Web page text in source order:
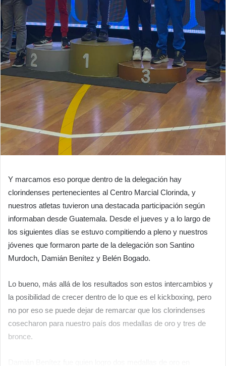
Y marcamos eso porque dentro de la delegación hay
clorindenses pertenecientes al Centro Marcial Clorinda, y
nuestros atletas tuvieron una destacada participación según
informaban desde Guatemala. Desde el jueves y a lo largo de
los siguientes días se estuvo compitiendo a pleno y nuestros
jóvenes que formaron parte de la delegación son Santino
Murdoch, Damián Benítez y Belén Bogado.
Lo bueno, más allá de los resultados son estos intercambios y
la posibilidad de crecer dentro de lo que es el kickboxing, pero
no por eso se puede dejar de remarcar que los clorindenses
cosecharon para nuestro país dos medallas de oro y tres de
bronce.